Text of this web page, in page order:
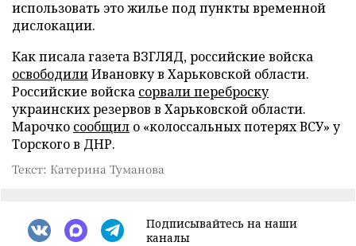
использовать это жилье под пункты временной
дислокации.
Как писала газета ВЗГЛЯД, российские войска
освободилиИвановку в Харьковской области.
Российские войска сорвали переброску
украинских резервов в Харьковской области.
Марочко сообщил о «колоссальных потерях ВСУ» у
Торского в ДНР.
Текст: Катерина Туманова
Подписывайтесь на наши
каналы